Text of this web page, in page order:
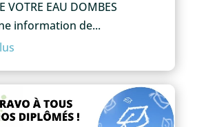
VOTRE EAU DOMBES
information de...